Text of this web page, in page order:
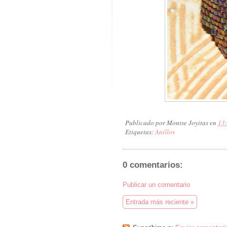
Publicado porMontse Joyitasen
Etiquetas:Anillos
0 comentarios:
Publicar un comentario
Entrada más reciente »